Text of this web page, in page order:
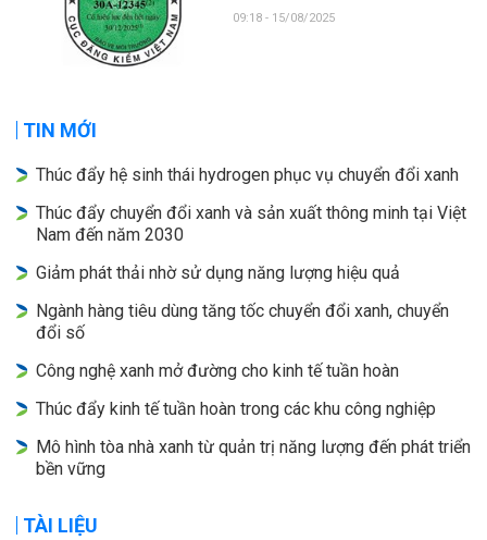
09:18 - 15/08/2025
TIN MỚI
Thúc đẩy hệ sinh thái hydrogen phục vụ chuyển đổi xanh
Thúc đẩy chuyển đổi xanh và sản xuất thông minh tại Việt
Nam đến năm 2030
Giảm phát thải nhờ sử dụng năng lượng hiệu quả
Ngành hàng tiêu dùng tăng tốc chuyển đổi xanh, chuyển
đổi số
Công nghệ xanh mở đường cho kinh tế tuần hoàn
Thúc đẩy kinh tế tuần hoàn trong các khu công nghiệp
Mô hình tòa nhà xanh từ quản trị năng lượng đến phát triển
bền vững
TÀI LIỆU